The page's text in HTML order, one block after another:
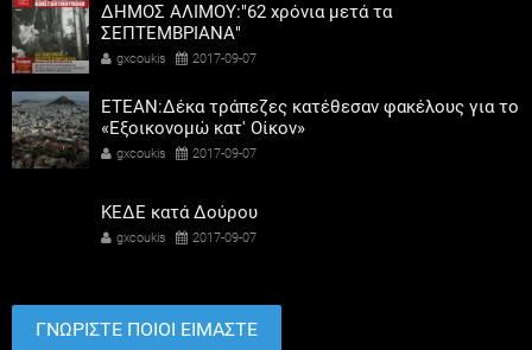
ΔΗΜΟΣ ΑΛΙΜΟΥ:"62 χρόνια μετά τα
ΣΕΠΤΕΜΒΡΙΑΝΑ"
gxcoukis 2017-09-07
ETEAN:Δέκα τράπεζες κατέθεσαν φακέλους για το
«Εξοικονομώ κατ' Οίκον»
gxcoukis 2017-09-07
ΚΕΔΕ κατά Δούρου
gxcoukis 2017-09-07
ΓΝΩΡΙΣΤΕ ΠΟΙΟΙ ΕΙΜΑΣΤΕ